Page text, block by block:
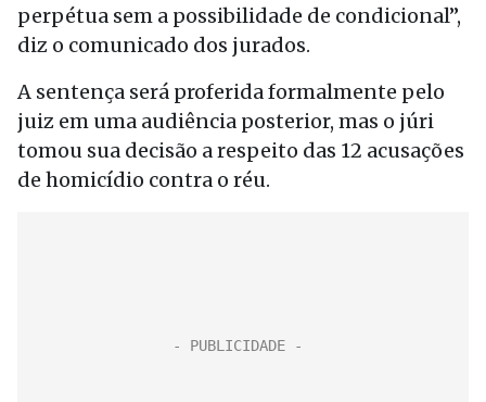
perpétua sem a possibilidade de condicional”,
diz o comunicado dos jurados.
A sentença será proferida formalmente pelo
juiz em uma audiência posterior, mas o júri
tomou sua decisão a respeito das 12 acusações
de homicídio contra o réu.